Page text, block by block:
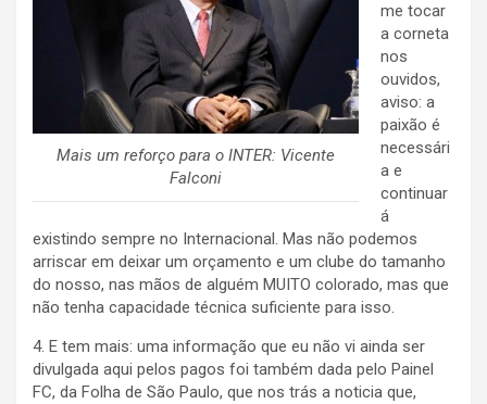
Mais um reforço para o INTER: Vicente
Falconi
me tocar
a corneta
nos
ouvidos,
aviso: a
paixão é
necessári
a e
continuar
á
existindo sempre no Internacional. Mas não podemos
arriscar em deixar um orçamento e um clube do tamanho
do nosso, nas mãos de alguém MUITO colorado, mas que
não tenha capacidade técnica suficiente para isso.
4. E tem mais: uma informação que eu não vi ainda ser
divulgada aqui pelos pagos foi também dada pelo Painel
FC, da Folha de São Paulo, que nos trás a noticia que,